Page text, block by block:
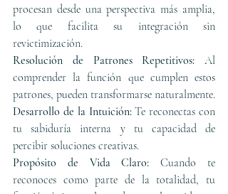
procesan desde una perspectiva más amplia,
lo que facilita su integración sin
revictimización.
Resolución de Patrones Repetitivos: Al
comprender la función que cumplen estos
patrones, pueden transformarse naturalmente.
Desarrollo de la Intuición: Te reconectas con
tu sabiduría interna y tu capacidad de
percibir soluciones creativas.
Propósito de Vida Claro: Cuando te
reconoces como parte de la totalidad, tu